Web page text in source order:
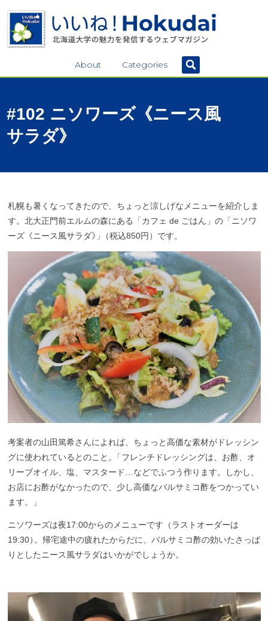
About Categories
#102 ニソワーズ《ニース風
サラダ》
札幌も暑くなってきたので、ちょっと涼しげなメニューを紹介しま
す。北大正門前エルムの森にある「カフェ de ごはん」の「ニソワ
ーズ《ニース風サラダ》 」 （税込850円）です。
考案者の山田篤希さんによれば、ちょっと高価な素材がドレッシン
グに使われているとのこと 。
「フレンチドレッシングは、お酢、オ
リーブオイル、塩、マスタード…などでふつう作ります。しかし、
お店にお酢がなかったので、少し高価なバルサミコ酢をつかってい
ます。」
ニソワーズは夜17:00からのメニューです（ラストオーダーは
19:30） 。帰宅途中の疲れたからだに、バルサミコ酢の効いたさっぱ
りとしたニース風サラダはいかがでしょうか。